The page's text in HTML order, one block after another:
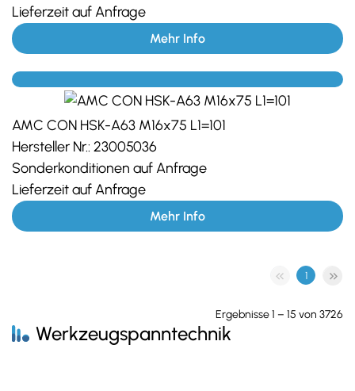
Lieferzeit auf Anfrage
Mehr Info
AMC CON HSK-A63 M16x75 L1=101
Hersteller Nr.: 23005036
Sonderkonditionen auf Anfrage
Lieferzeit auf Anfrage
Mehr Info
1
Ergebnisse 1 – 15 von 3726
Werkzeugspanntechnik